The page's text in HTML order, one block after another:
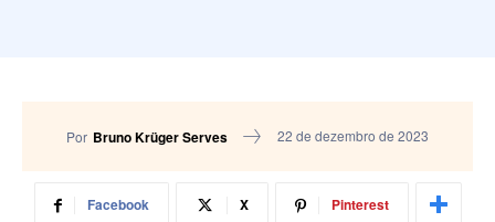
Por Bruno Krüger Serves 22 de dezembro de 2023
Facebook X Pinterest